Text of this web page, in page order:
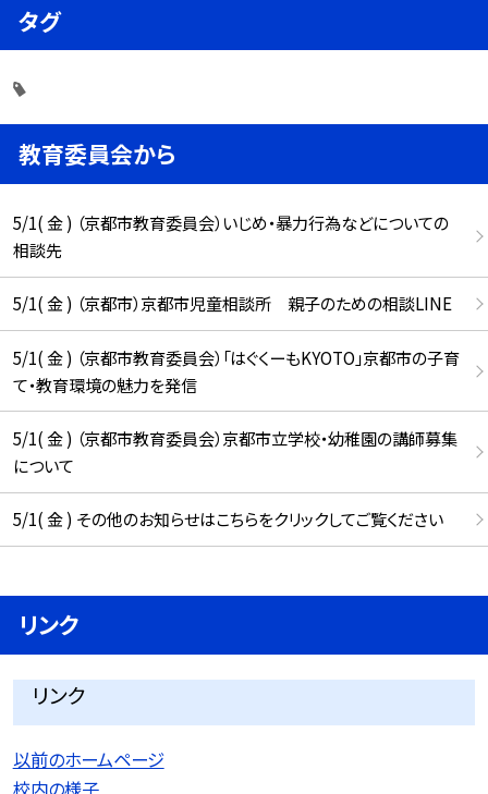
タグ
教育委員会から
5/1( 金 ) （京都市教育委員会）いじめ・暴力行為などについての
相談先
5/1( 金 ) （京都市）京都市児童相談所 親子のための相談LINE
5/1( 金 ) （京都市教育委員会）「はぐくーもKYOTO」京都市の子育
て・教育環境の魅力を発信
5/1( 金 ) （京都市教育委員会）京都市立学校・幼稚園の講師募集
について
5/1( 金 ) その他のお知らせはこちらをクリックしてご覧ください
リンク
リンク
以前のホームページ
校内の様子